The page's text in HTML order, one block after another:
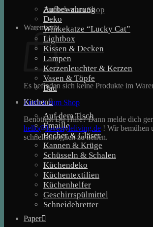
Zurück zum Shop
Warenkorb
Es befinden sich keine Produkte im
Zurück zum Shop
Benötigst Du Hilfe? Dann melde dich
hello@lovestyleliving.de ! Wir bemühen
schnellstmöglich zu helfen.
Aufbewahrung
Deko
Winkekatze “Lucky Cat”
Lightbox
Kissen & Decken
Lampen
Kerzenleuchter & Kerzen
Vasen & Töpfe
Bad
Kitchen
Auf dem Tisch
Emaille
Becher & Gläser
Kannen & Krüge
Schüsseln & Schalen
Küchendeko
Küchentextilien
Küchenhelfer
Geschirrspülmittel
Schneidebretter
Paper